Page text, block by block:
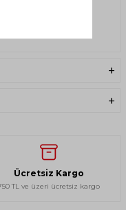
Ücretsiz Kargo
TL ve üzeri ücretsiz kargo